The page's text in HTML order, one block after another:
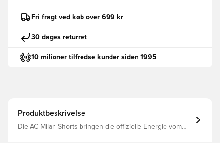
Fri fragt ved køb over 699 kr
30 dages returret
10 milioner tilfredse kunder siden 1995
Produktbeskrivelse
Die AC Milan Shorts bringen die offizielle Energie vom